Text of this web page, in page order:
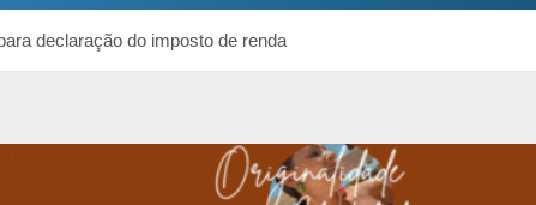
declaração do imposto de renda